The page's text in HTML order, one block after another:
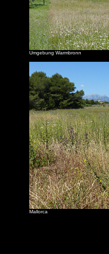
Umgebung Warmbronn
Mallorca